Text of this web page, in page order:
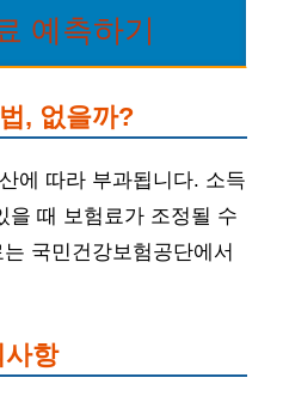
예측하기
, 없을까?
에 따라 부과됩니다. 소득
을 때 보험료가 조정될 수
국민건강보험공단에서
사항